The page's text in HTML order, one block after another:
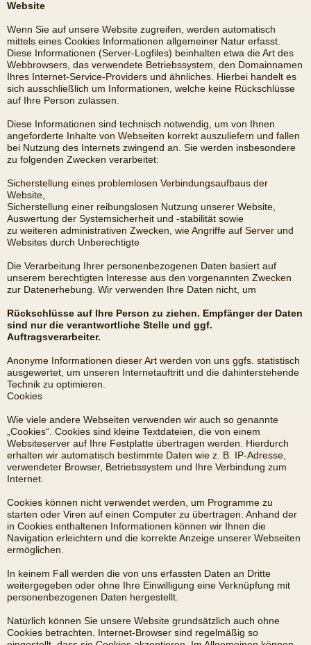
Website
Wenn Sie auf unsere Website zugreifen, werden automatisch
mittels eines Cookies Informationen allgemeiner Natur erfasst.
Diese Informationen (Server-Logfiles) beinhalten etwa die Art des
Webbrowsers, das verwendete Betriebssystem, den Domainnamen
Ihres Internet-Service-Providers und ähnliches. Hierbei handelt es
sich ausschließlich um Informationen, welche keine Rückschlüsse
auf Ihre Person zulassen.
Diese Informationen sind technisch notwendig, um von Ihnen
angeforderte Inhalte von Webseiten korrekt auszuliefern und fallen
bei Nutzung des Internets zwingend an. Sie werden insbesondere
zu folgenden Zwecken verarbeitet:
Sicherstellung eines problemlosen Verbindungsaufbaus der
Website,
Sicherstellung einer reibungslosen Nutzung unserer Website,
Auswertung der Systemsicherheit und -stabilität sowie
zu weiteren administrativen Zwecken, wie Angriffe auf Server und
Websites durch Unberechtigte
Die Verarbeitung Ihrer personenbezogenen Daten basiert auf
unserem berechtigten Interesse aus den vorgenannten Zwecken
zur Datenerhebung. Wir verwenden Ihre Daten nicht, um
Rückschlüsse auf Ihre Person zu ziehen. Empfänger der Daten
sind nur die verantwortliche Stelle und ggf.
Auftragsverarbeiter.
Anonyme Informationen dieser Art werden von uns ggfs. statistisch
ausgewertet, um unseren Internetauftritt und die dahinterstehende
Technik zu optimieren.
Cookies
Wie viele andere Webseiten verwenden wir auch so genannte
„Cookies“. Cookies sind kleine Textdateien, die von einem
Websiteserver auf Ihre Festplatte übertragen werden. Hierdurch
erhalten wir automatisch bestimmte Daten wie z. B. IP-Adresse,
verwendeter Browser, Betriebssystem und Ihre Verbindung zum
Internet.
Cookies können nicht verwendet werden, um Programme zu
starten oder Viren auf einen Computer zu übertragen. Anhand der
in Cookies enthaltenen Informationen können wir Ihnen die
Navigation erleichtern und die korrekte Anzeige unserer Webseiten
ermöglichen.
In keinem Fall werden die von uns erfassten Daten an Dritte
weitergegeben oder ohne Ihre Einwilligung eine Verknüpfung mit
personenbezogenen Daten hergestellt.
Natürlich können Sie unsere Website grundsätzlich auch ohne
Cookies betrachten. Internet-Browser sind regelmäßig so